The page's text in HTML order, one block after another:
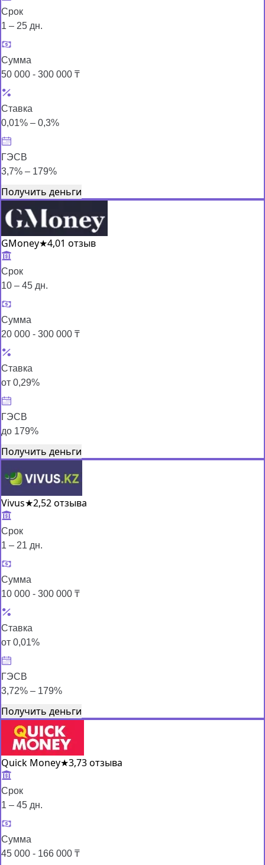
Срок
1 – 25 дн.
Сумма
50 000 - 300 000 ₸
Ставка
0,01% – 0,3%
ГЭСВ
3,7% – 179%
Получить деньги
GMoney★4,01 отзыв
Срок
10 – 45 дн.
Сумма
20 000 - 300 000 ₸
Ставка
от 0,29%
ГЭСВ
до 179%
Получить деньги
Vivus★2,52 отзыва
Срок
1 – 21 дн.
Сумма
10 000 - 300 000 ₸
Ставка
от 0,01%
ГЭСВ
3,72% – 179%
Получить деньги
Quick Money★3,73 отзыва
Срок
1 – 45 дн.
Сумма
45 000 - 166 000 ₸